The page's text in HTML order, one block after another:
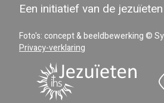
Een initiatief van de jezuïeten
Foto's: concept & beeldbewerking ©
Privacy-verklaring